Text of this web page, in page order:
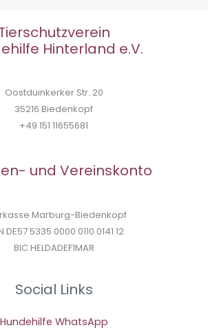
Hinterland e.V.
Oostduinkerker Str. 20
35216 Biedenkopf
+49 151 11655681
und Vereinskonto
Marburg-Biedenkopf
DE57 5335 0000 0110 0141 12
BIC HELDADEF1MAR
Social Links
Hundehilfe WhatsApp